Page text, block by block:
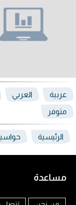
عربية العربي
متوفر
الرئيسية
مساعدة